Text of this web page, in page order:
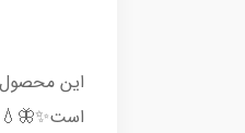
این
است✨🦋💧